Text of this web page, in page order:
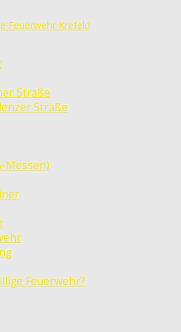
Feuerwehr Krefeld
Straße
Straße
Messen)
Feuerwehr?